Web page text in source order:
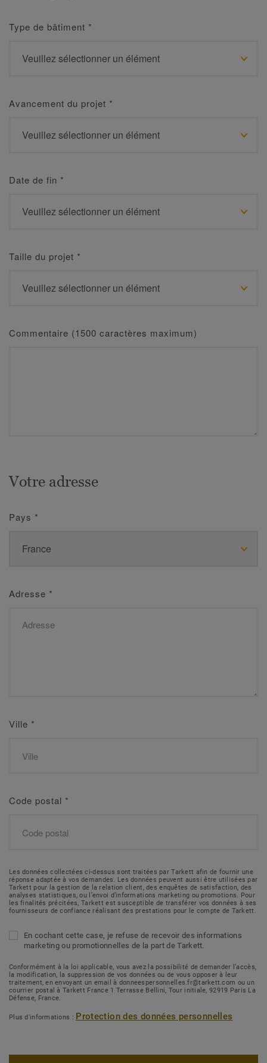
Type de bâtiment *
Avancement du projet *
Date de fin *
Taille du projet *
Commentaire (1500 caractères maximum)
Votre adresse
Pays *
Adresse *
Ville *
Code postal *
Les données collectées ci-dessus sont traitées par Tarkett afin de fournir une
réponse adaptée à vos demandes. Les données peuvent aussi être utilisées par
Tarkett pour la gestion de la relation client, des enquêtes de satisfaction, des
analyses statistiques, ou l’envoi d’informations marketing ou promotions. Pour
les finalités précitées, Tarkett est susceptible de transférer vos données à ses
fournisseurs de confiance réalisant des prestations pour le compte de Tarkett.
En cochant cette case, je refuse de recevoir des informations
marketing ou promotionnelles de la part de Tarkett.
Conformément à la loi applicable, vous avez la possibilité de demander l’accès,
la modification, la suppression de vos données ou de vous opposer à leur
traitement, en envoyant un email à donneespersonnelles.fr@tarkett.com ou un
courrier postal à Tarkett France 1 Terrasse Bellini, Tour initiale, 92919 Paris La
Défense, France.
Plus d'informations : Protection des données personnelles